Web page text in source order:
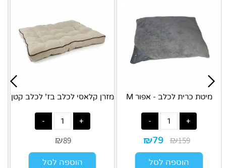
מזרן קלאסי לכלב בז' לכלב קטן
₪89
הוספה לסל
מיטת כרית לכלב - אפור M
₪159
₪79
הוספה לסל